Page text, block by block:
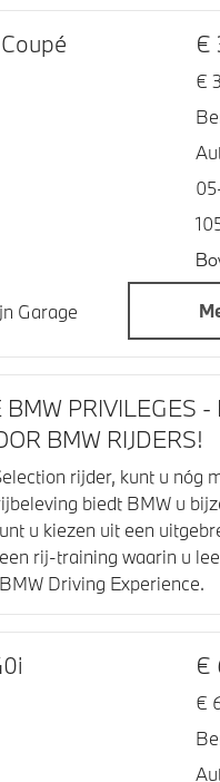
€
€
Garage
PRIVILEGES -
BMW RIJDERS!
rijder, kunt u nóg
biedt BMW u
u kiezen uit een
rij-training waarin u
Driving Experience.
€
€